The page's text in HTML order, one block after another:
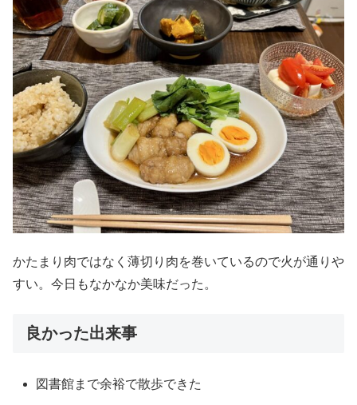
かたまり肉ではなく薄切り肉を巻いているので火が通りや
すい。今日もなかなか美味だった。
良かった出来事
図書館まで余裕で散歩できた